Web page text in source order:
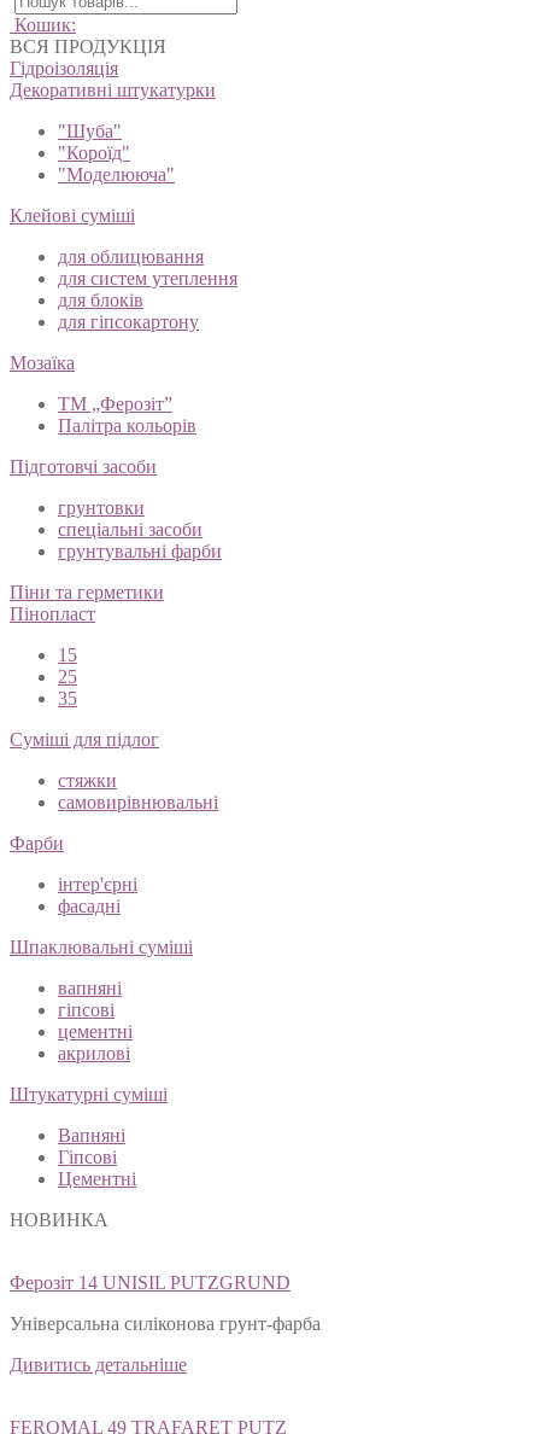
Кошик:
ВСЯ ПРОДУКЦІЯ
Гідроізоляція
"Шуба"
"Короїд"
для облицювання
для систем утеплення
для блоків
ТМ „Ферозіт”
грунтовки
спеціальні засоби
Піни та герметики
15
25
стяжки
інтер'єрні
вапняні
гіпсові
цементні
Вапняні
Гіпсові